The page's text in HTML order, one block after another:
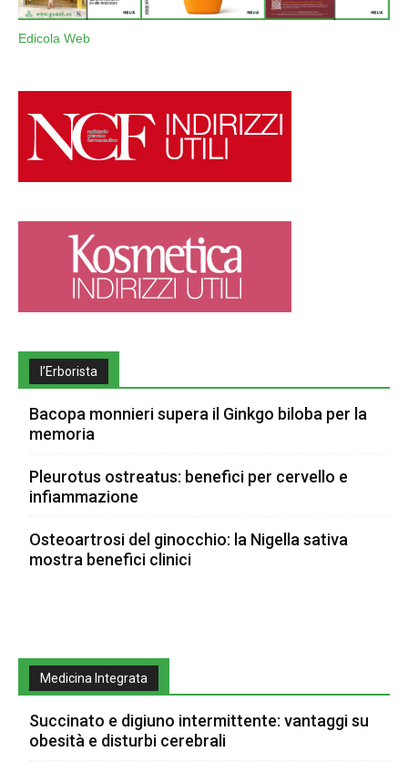
Edicola Web
l’Erborista
Bacopa monnieri supera il Ginkgo biloba per la
memoria
Pleurotus ostreatus: benefici per cervello e
infiammazione
Osteoartrosi del ginocchio: la Nigella sativa
mostra benefici clinici
Medicina Integrata
Succinato e digiuno intermittente: vantaggi su
obesità e disturbi cerebrali